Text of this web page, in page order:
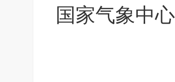
国家气象中